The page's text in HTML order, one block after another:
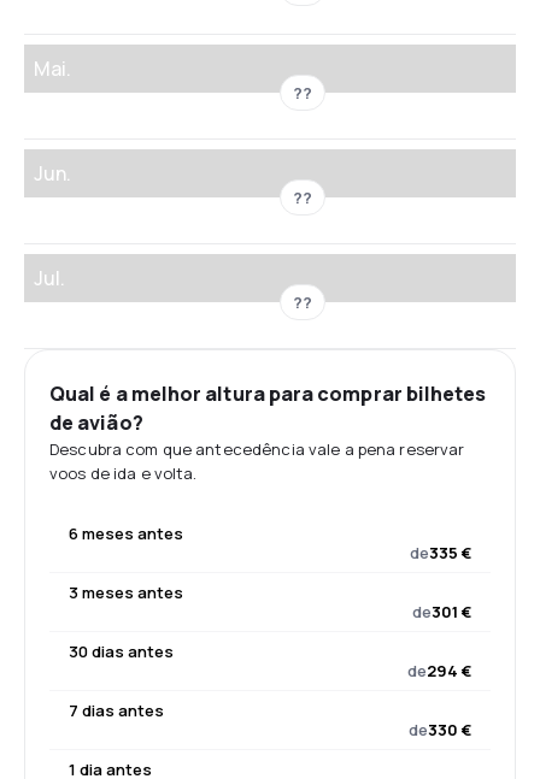
Mai.
??
Jun.
??
Jul.
??
Qual é a melhor altura para comprar bilhetes
de avião?
Descubra com que antecedência vale a pena reservar
voos de ida e volta.
6 meses antes
de335 €
3 meses antes
de301 €
30 dias antes
de294 €
7 dias antes
de330 €
1 dia antes